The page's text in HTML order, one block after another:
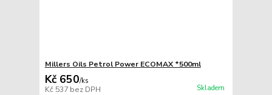
Millers Oils Petrol Power ECOMAX *500ml
Kč 650/ks
Kč 537 bez DPH Skladem